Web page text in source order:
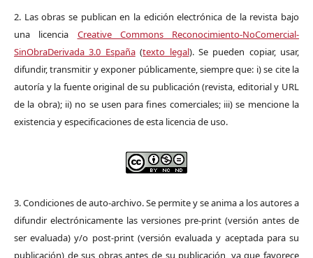
2. Las obras se publican en la edición electrónica de la revista bajo
una licencia Creative Commons Reconocimiento-NoComercial-
SinObraDerivada 3.0 España(texto legal). Se pueden copiar, usar,
difundir, transmitir y exponer públicamente, siempre que: i) se cite la
autoría y la fuente original de su publicación (revista, editorial y URL
de la obra); ii) no se usen para fines comerciales; iii) se mencione la
existencia y especificaciones de esta licencia de uso.
3. Condiciones de auto-archivo. Se permite y se anima a los autores a
difundir electrónicamente las versiones pre-print (versión antes de
ser evaluada) y/o post-print (versión evaluada y aceptada para su
publicación) de sus obras antes de su publicación, ya que favorece